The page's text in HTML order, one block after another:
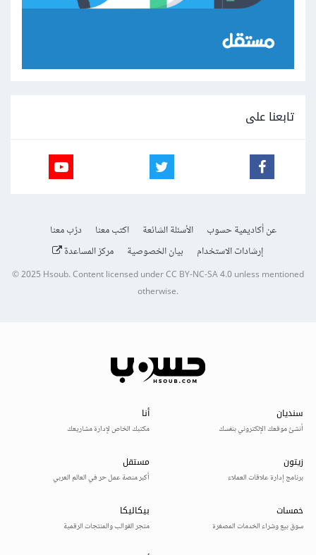
تابعنا على
عن أكاديمية حسوب الأسئلة الشائعة اكتب معنا
درّب معنا
إرشادات الاستخدام
بيان الخصوصية مركز المساعدة
© 2025Hsoub.Content licensed underCC BY-NC-SA 4.0unless mentioned
otherwise.